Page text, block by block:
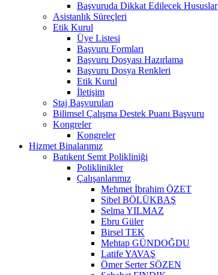
Başvuruda Dikkat Edilecek Hususlar
Asistanlık Süreçleri
Etik Kurul
Üye Listesi
Başvuru Formları
Başvuru Dosyası Hazırlama
Başvuru Dosya Renkleri
Etik Kurul
İletişim
Staj Başvuruları
Bilimsel Çalışma Destek Puanı Başvuru
Kongreler
Kongreler
Hizmet Binalarımız
Batıkent Semt Polikliniği
Poliklinikler
Çalışanlarımız
Mehmet İbrahim ÖZET
Sibel BÖLÜKBAŞ
Selma YILMAZ
Ebru Güler
Birsel TEK
Mehtap GÜNDOĞDU
Latife YAVAŞ
Ömer Serter SÖZEN